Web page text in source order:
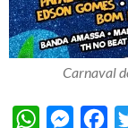
Carnaval
WhatsApp